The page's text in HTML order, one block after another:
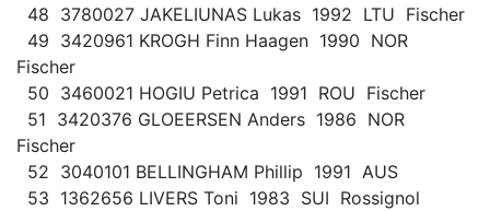
48 3780027 JAKELIUNAS Lukas 1992 LTU Fischer
49 3420961 KROGH Finn Haagen 1990 NOR
Fischer
50 3460021 HOGIU Petrica 1991 ROU Fischer
51 3420376 GLOEERSEN Anders 1986 NOR
Fischer
52 3040101 BELLINGHAM Phillip 1991 AUS
53 1362656 LIVERS Toni 1983 SUI Rossignol